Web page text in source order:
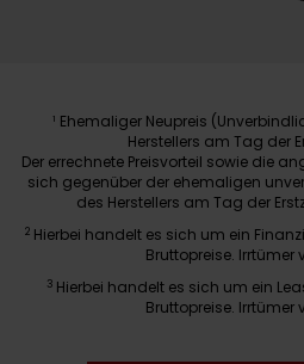
1 Ehemaliger Neupreis
Herstellers am Tag der
Der errechnete Preisvorteil sowie die
sich gegenüber der ehemaligen
des Herstellers am Tag der
2 Hierbei handelt es sich um ein
Bruttopreise. Irrtümer
3 Hierbei handelt es sich um ein
Bruttopreise. Irrtümer